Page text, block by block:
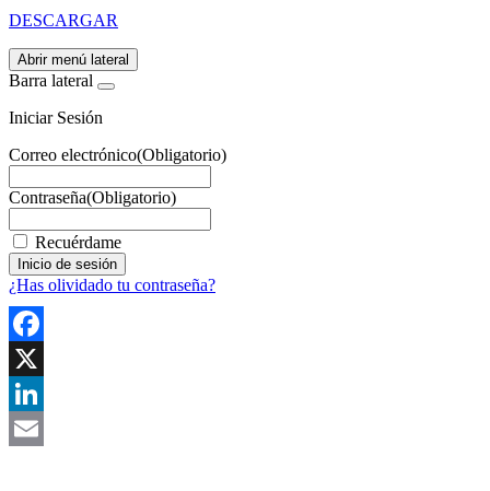
DESCARGAR
Abrir menú lateral
Barra lateral
Iniciar Sesión
Correo electrónico(Obligatorio)
Contraseña(Obligatorio)
Recuérdame
¿Has olividado tu contraseña?
Facebook
X
LinkedIn